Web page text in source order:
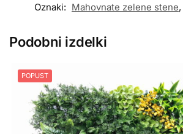
Oznaki: Mahovnate zelene stene,
Podobni izdelki
POPUST